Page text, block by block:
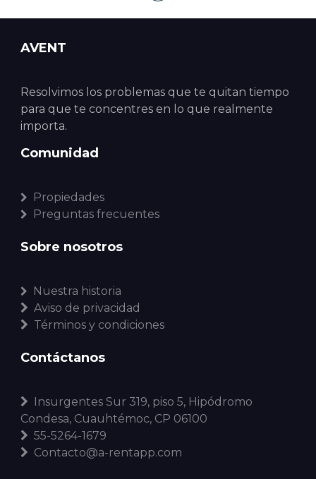
AVENT
Resolvimos los problemas que te quitan tiempo
para que te concentres en lo que realmente
importa.
Comunidad
Propiedades
Preguntas frecuentes
Sobre nosotros
Nuestra historia
Aviso de privacidad
Términos y condiciones
Contáctanos
Insurgentes Sur 319, piso 5, Hipódromo
Condesa, Cuauhtémoc, CP 06100
55-5264-1679
Contacto@a-rentapp.com